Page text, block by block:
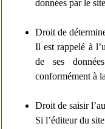
données par le
Droit de
Il est rappelé à
de ses
conformément à
Droit de saisir
Si l’éditeur du